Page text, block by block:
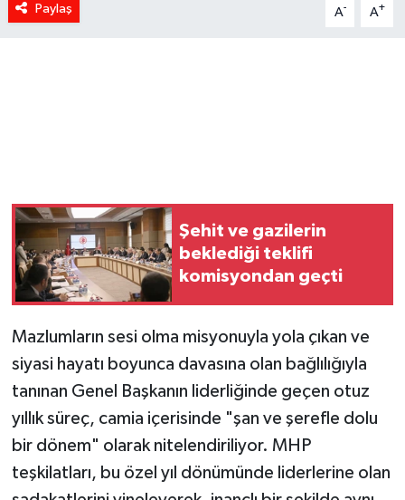
Paylaş A- A+
Şehit ve gazilerin
beklediği teklifi
komisyondan geçti
Mazlumların sesi olma misyonuyla yola çıkan ve
siyasi hayatı boyunca davasına olan bağlılığıyla
tanınan Genel Başkanın liderliğinde geçen otuz
yıllık süreç, camia içerisinde "şan ve şerefle dolu
bir dönem" olarak nitelendiriliyor. MHP
teşkilatları, bu özel yıl dönümünde liderlerine olan